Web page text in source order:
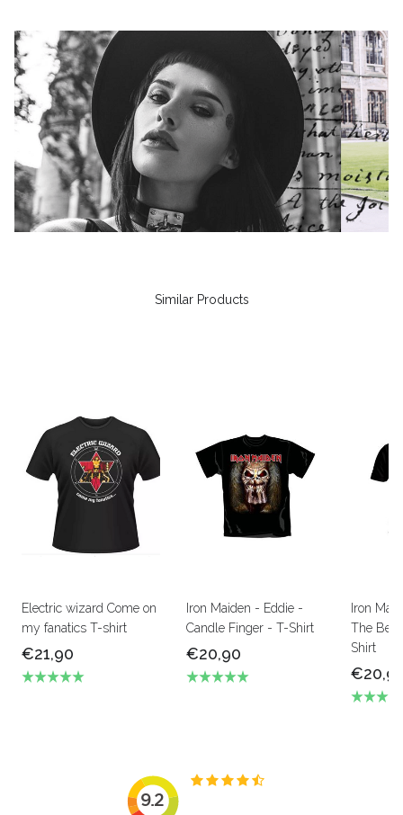
Similar Products
Electric wizard Come on
my fanatics T-shirt
€21,90
Iron Maiden - Eddie -
Candle Finger - T-Shirt
€20,90
Iron
The
Shirt